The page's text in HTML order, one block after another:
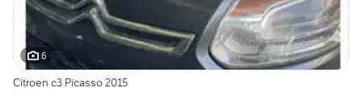
6
Citroen c3 Picasso 2015